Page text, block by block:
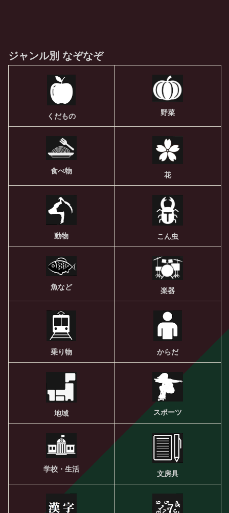
ジャンル別 なぞなぞ
くだもの 野菜
食べ物 花
動物 こん虫
魚など 楽器
乗り物 からだ
地域 スポーツ
学校・生活
文房具